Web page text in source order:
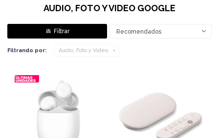
AUDIO, FOTO Y VIDEO GOOGLE
Recomendados
Filtrando por: Audio, Foto y Video